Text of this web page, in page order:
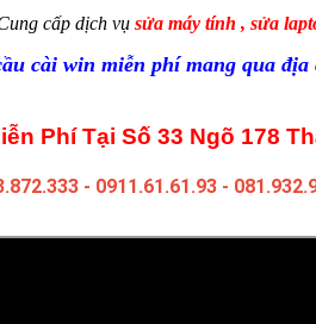
cấp dịch vụ sửa máy tính , sửa
cài win miễn phí mang qua địa
Phí Tại Số 33 Ngõ 178
- 0911.61.61.93 -